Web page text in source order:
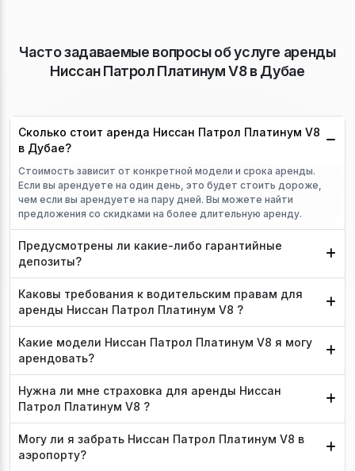
Часто задаваемые вопросы об услуге аренды
Ниссан Патрол Платинум V8 в Дубае
Сколько стоит аренда Ниссан Патрол Платинум V8
в Дубае?
Стоимость зависит от конкретной модели и срока аренды.
Если вы арендуете на один день, это будет стоить дороже,
чем если вы арендуете на пару дней. Вы можете найти
предложения со скидками на более длительную аренду.
Предусмотрены ли какие-либо гарантийные
депозиты?
Каковы требования к водительским правам для
аренды Ниссан Патрол Платинум V8 ?
Какие модели Ниссан Патрол Платинум V8 я могу
арендовать?
Нужна ли мне страховка для аренды Ниссан
Патрол Платинум V8 ?
Могу ли я забрать Ниссан Патрол Платинум V8 в
аэропорту?